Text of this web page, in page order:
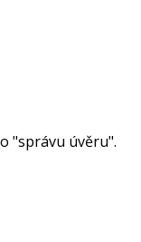
"správu úvěru".